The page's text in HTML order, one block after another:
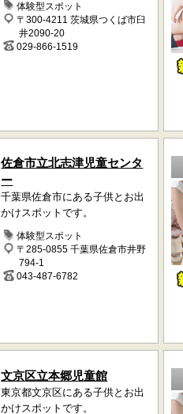
体験型スポット
〒300-4211 茨城県つくば市臼
井2090-20
029-866-1519
佐倉市立北志津児童センタ
ー
千葉県佐倉市にある子供とお出
かけスポットです。
体験型スポット
〒285-0855 千葉県佐倉市井野
794-1
043-487-6782
文京区立本郷児童館
東京都文京区にある子供とお出
かけスポットです。